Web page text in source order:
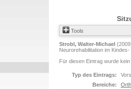
Tools
Strobl, Walter-Michael
Neurorehabilitation im
Für diesen Eintrag wurde
Typ des Eintrags:
Bereiche: